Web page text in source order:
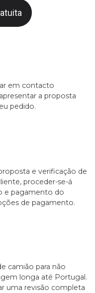
em contacto
a proposta
pedido.
e verificação de
proceder-se-á
e pagamento do
de pagamento.
camião para não
longa até Portugal.
uma revisão completa